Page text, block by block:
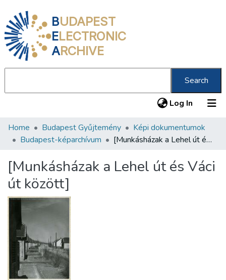
BUDAPEST
ELECTRONIC
ARCHIVE
Search
Log In (current)
Communities & Collections
Statistics
About us
Home Budapest Gyűjtemény
Képi dokumentumok
Budapest-képarchívum
[Munkásházak a Lehel út és Váci út között]
[Munkásházak a Lehel út és Váci
út között]